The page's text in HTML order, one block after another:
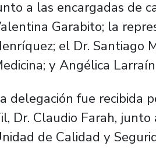
a las encargadas de
Garabito; la
el Dr. Santiago
y Angélica
delegación fue recibida
Dr. Claudio Farah,
de Calidad y